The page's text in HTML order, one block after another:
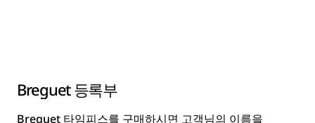
Breguet 등록부
Breguet 타임피스를 구매하시면 고객님의 이름을